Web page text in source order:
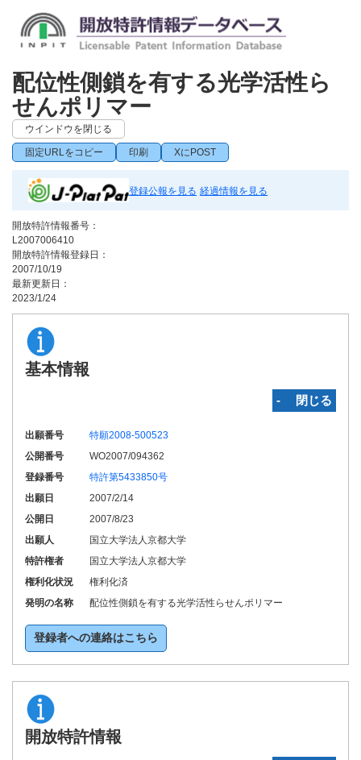
配位性側鎖を有する光学活性ら
せんポリマー
ウインドウを閉じる
固定URLをコピー 印刷 XにPOST
登録公報を見る 経過情報を見る
開放特許情報番号：
L2007006410
開放特許情報登録日：
2007/10/19
最新更新日：
2023/1/24
基本情報
‐ 閉じる
出願番号
特願2008-500523
公開番号
WO2007/094362
登録番号
特許第5433850号
出願日
2007/2/14
公開日
2007/8/23
出願人
国立大学法人京都大学
特許権者
国立大学法人京都大学
権利化状況
権利化済
発明の名称
配位性側鎖を有する光学活性らせんポリマー
登録者への連絡はこちら
開放特許情報